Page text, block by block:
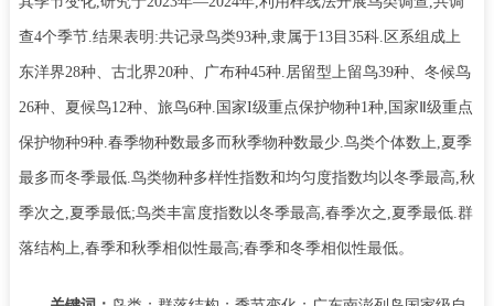
查4个季节. 结果表明 :共记录鸟类93种, 隶属于13目 35科. 区系组成上
东洋界28种、古北界20种、广布种45种. 居留型上留鸟39种、冬候鸟
26种、夏候鸟12种、旅鸟6种. 国家I级重点保护物种1种, 国家Ⅱ级重点
保护物种9种. 春季物种数最多而秋季物种数最少. 鸟类个体数上 夏季
最多而冬季最低. 鸟类物种多样性指数和均匀度指数均以冬季最高 秋
季次之 夏季最低;鸟类丰富度指数以冬季最高 春季次之 夏季最低. 群
落结构上 春季和秋季相似性最高;春季和冬季相似性最低。